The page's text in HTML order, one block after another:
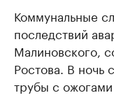
Коммунальные
последствий
Малиновского,
Ростова. В ночь
трубы с ожогами